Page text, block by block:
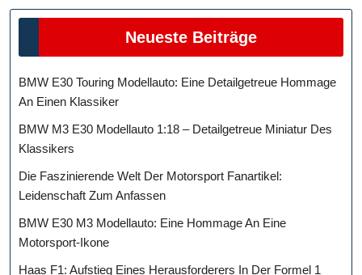
Neueste Beiträge
BMW E30 Touring Modellauto: Eine Detailgetreue Hommage
An Einen Klassiker
BMW M3 E30 Modellauto 1:18 – Detailgetreue Miniatur Des
Klassikers
Die Faszinierende Welt Der Motorsport Fanartikel:
Leidenschaft Zum Anfassen
BMW E30 M3 Modellauto: Eine Hommage An Eine
Motorsport-Ikone
Haas F1: Aufstieg Eines Herausforderers In Der Formel 1